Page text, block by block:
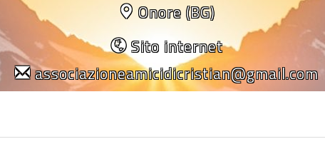
Onore (BG)
Sito internet
associazioneamicidicristian@gmail.com